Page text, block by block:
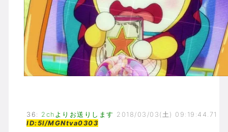
36 : 2chよりお送りします 2018/03/03(土) 09:19:44.71
ID:5l/MGNtva0303